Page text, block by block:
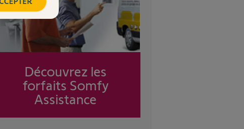
Découvrez les
forfaits Somfy
Assistance